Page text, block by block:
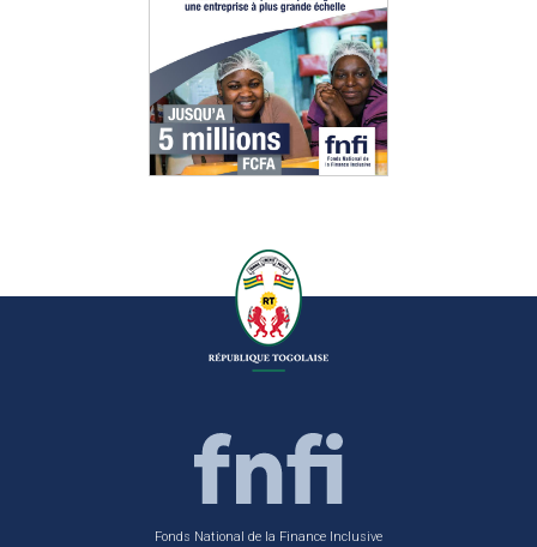
Fonds National de la Finance Inclusive